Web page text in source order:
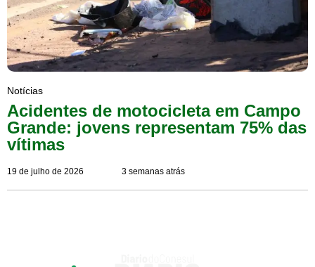
Notícias
Acidentes de motocicleta em Campo
Grande: jovens representam 75% das
vítimas
19 de julho de 2026 3 semanas atrás